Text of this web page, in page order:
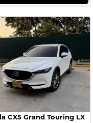
CX5 Grand Touring LX